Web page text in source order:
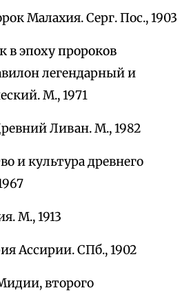
Малахия. Серг. Пос., 1903
в эпоху пророков
легендарный и
М., 1971
Ливан. М., 1982
и культура древнего
М., 1913
Ассирии. СПб., 1902
второго